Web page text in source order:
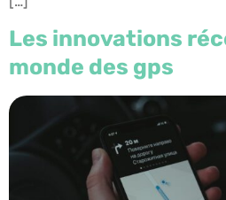
Les innovations
monde des gps